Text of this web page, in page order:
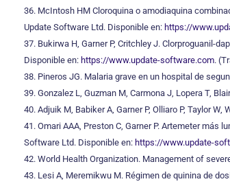
36. McIntosh HM Cloroquina o amodiaquina
Update Software Ltd. Disponible en: https://
37. Bukirwa H, Garner P, Critchley J. Clorproguanil-
Disponible en: https://www.update-software.com.
38. Pineros JG. Malaria grave en un hospital de
39. Gonzalez L, Guzman M, Carmona J, Lopera T,
40. Adjuik M, Babiker A, Garner P, Olliaro P, Taylor
41. Omari AAA, Preston C, Garner P. Artemeter
Software Ltd. Disponible en: https://www.update-
42. World Health Organization. Management of
43. Lesi A, Meremikwu M. Régimen de quinina de